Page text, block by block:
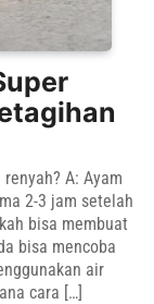
A: Ayam
2-3 jam setelah
bisa membuat
bisa mencoba
air
cara […]